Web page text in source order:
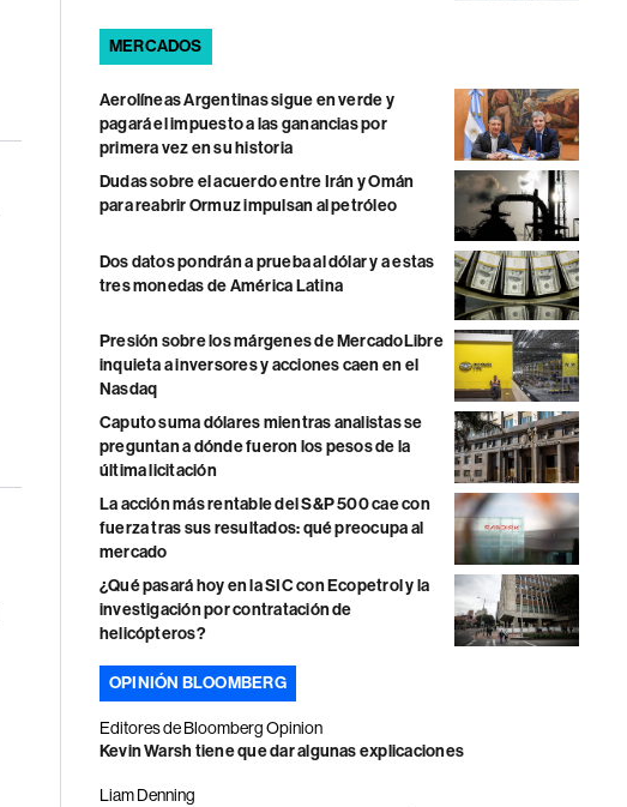
MERCADOS
Aerolíneas Argentinas sigue en verde y
pagará el impuesto a las ganancias por
primera vez en su historia
Dudas sobre el acuerdo entre Irán y Omán
para reabrir Ormuz impulsan al petróleo
Dos datos pondrán a prueba al dólar y a estas
tres monedas de América Latina
Presión sobre los márgenes de MercadoLibre
inquieta a inversores y acciones caen en el
Nasdaq
Caputo suma dólares mientras analistas se
preguntan a dónde fueron los pesos de la
última licitación
La acción más rentable del S&P 500 cae con
fuerza tras sus resultados: qué preocupa al
mercado
¿Qué pasará hoy en la SIC con Ecopetrol y la
investigación por contratación de
helicópteros?
OPINIÓN BLOOMBERG
Editores de Bloomberg Opinion
Kevin Warsh tiene que dar algunas explicaciones
Liam Denning